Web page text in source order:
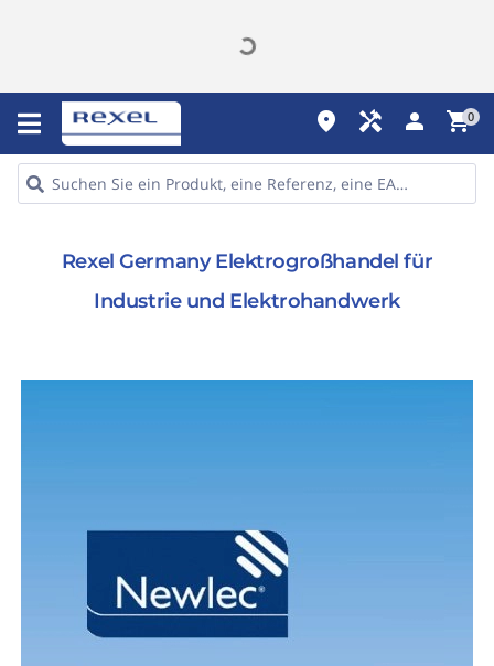
place handyman person shopping_cart0
Rexel Germany Elektrogroßhandel für
Industrie und Elektrohandwerk